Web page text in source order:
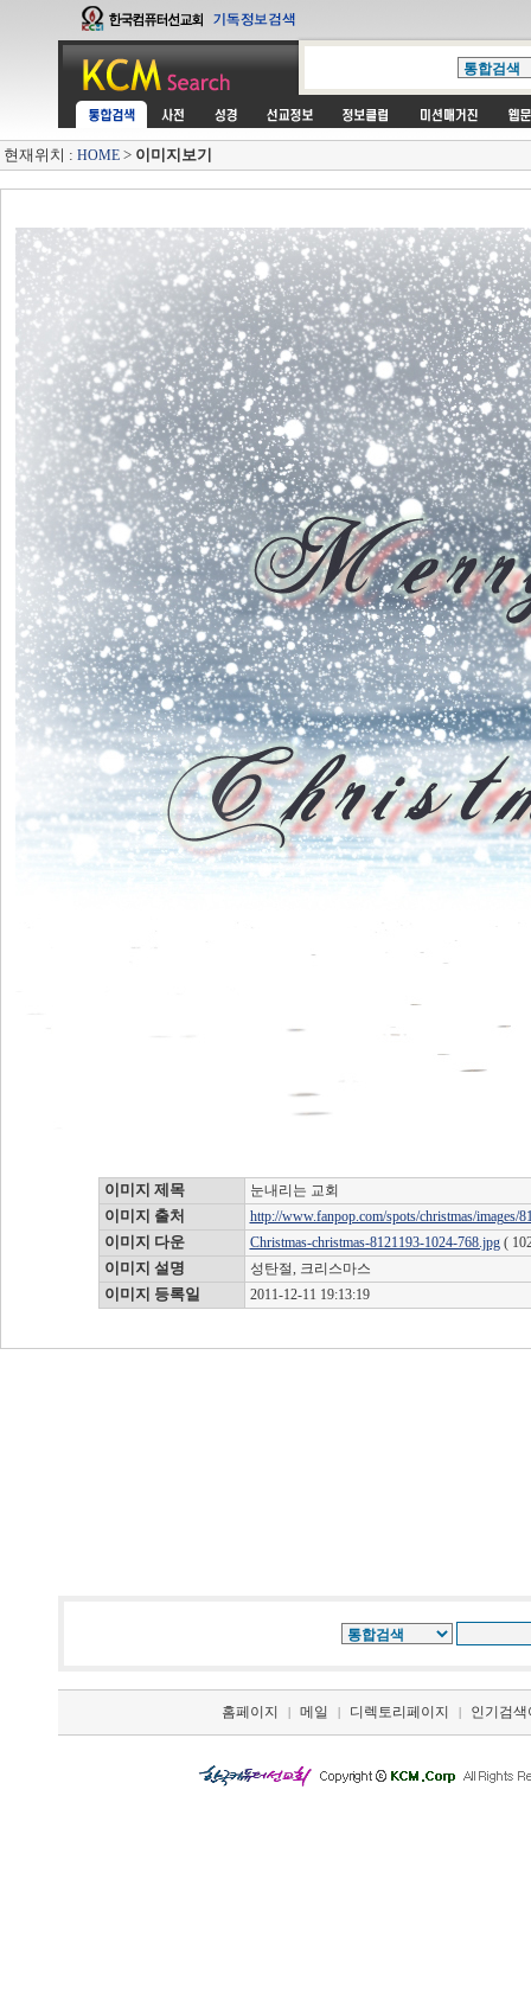
현재위치 : HOME > 이미지보기
이미지 제목 눈내리는 교회
이미지 출처 http://www.fanpop.com/spots/christmas/images/
이미지 다운 Christmas-christmas-8121193-1024-768.jpg(
이미지 설명 성탄절, 크리스마스
이미지 등록일 2011-12-11 19:13:19
홈페이지 | 메일 | 디렉토리페이지 | 인기검색